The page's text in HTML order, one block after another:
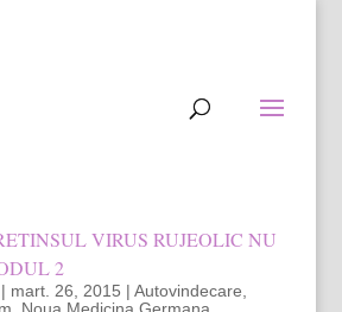
VIRUS RUJEOLIC NU
2
mart. 26, 2015 | Autovindecare